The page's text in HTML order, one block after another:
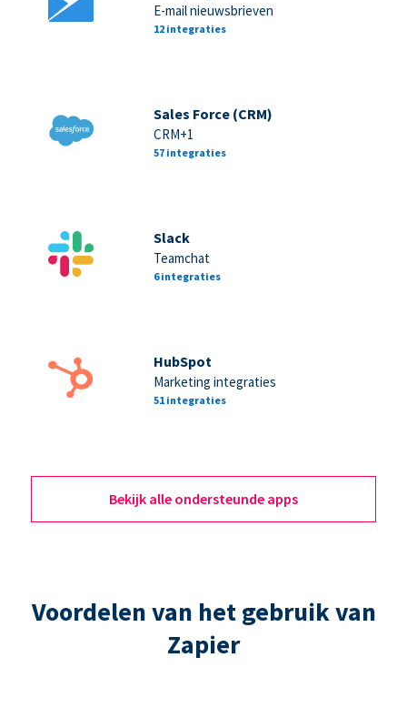
E-mail nieuwsbrieven
12 integraties
Sales Force (CRM)
CRM+1
57 integraties
Slack
Teamchat
6 integraties
HubSpot
Marketing integraties
51 integraties
Bekijk alle ondersteunde apps
Voordelen van het gebruik van
Zapier